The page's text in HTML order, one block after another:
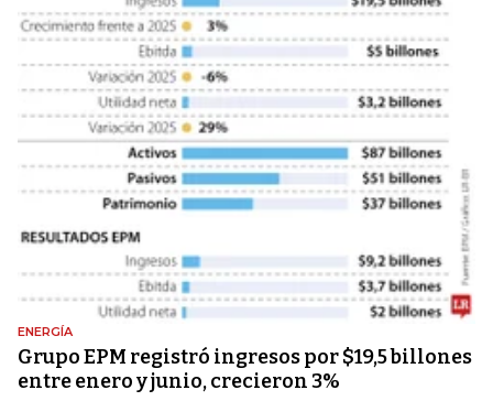
ENERGÍA
Grupo EPM registró ingresos por $19,5 billones
entre enero y junio, crecieron 3%